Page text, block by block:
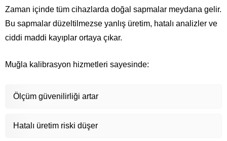
Zaman içinde tüm cihazlarda doğal sapmalar meydana gelir.
Bu sapmalar düzeltilmezse yanlış üretim, hatalı analizler ve
ciddi maddi kayıplar ortaya çıkar.
Muğla kalibrasyon hizmetleri sayesinde:
Ölçüm güvenilirliği artar
Hatalı üretim riski düşer